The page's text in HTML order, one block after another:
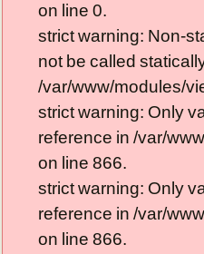
on line 0.
strict warning: Non-
not be called
/var/www/modules/
strict warning: Only
reference in /var/
on line 866.
strict warning: Only
reference in /var/
on line 866.